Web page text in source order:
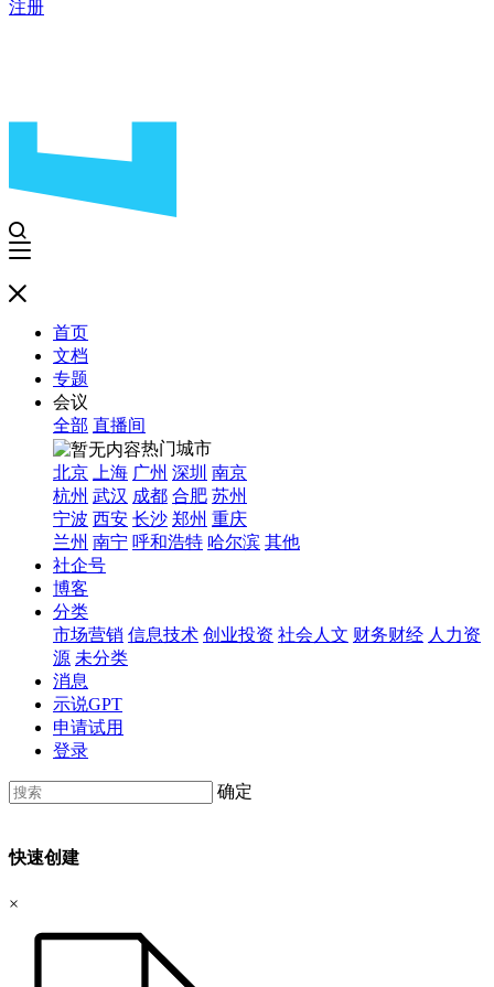
注册
首页
文档
专题
会议
全部 直播间
热门城市
北京
上海 广州 深圳 南京
杭州 武汉 成都 合肥 苏州
宁波 西安 长沙 郑州 重庆
兰州 南宁 呼和浩特 哈尔滨 其他
社企号
博客
分类
市场营销 信息技术 创业投资 社会人文 财务财经 人力资
源 未分类
消息
示说GPT
申请试用
登录
确定
快速创建
×